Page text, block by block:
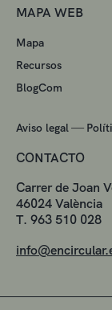
MAPA WEB
Mapa
Recursos
BlogCom
Aviso legal —
CONTACTO
Carrer de Joan
46024 València
T. 963 510 028